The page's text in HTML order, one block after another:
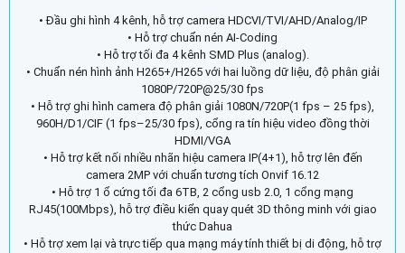
• Đầu ghi hình 4 kênh, hỗ trợ camera HDCVI/TVI/AHD/Analog/IP
• Hỗ trợ chuẩn nén AI-Coding
• Hỗ trợ tối đa 4 kênh SMD Plus (analog).
• Chuẩn nén hình ảnh H265+/H265 với hai luồng dữ liệu, độ phân giải
1080P/720P@25/30 fps
• Hỗ trợ ghi hình camera độ phân giải 1080N/720P(1 fps – 25 fps),
960H/D1/CIF (1 fps–25/30 fps), cổng ra tín hiệu video đồng thời
HDMI/VGA
• Hỗ trợ kết nối nhiều nhãn hiệu camera IP(4+1), hỗ trợ lên đến
camera 2MP với chuẩn tương tích Onvif 16.12
• Hỗ trợ 1 ổ cứng tối đa 6TB, 2 cổng usb 2.0, 1 cổng mạng
RJ45(100Mbps), hỗ trợ điều kiển quay quét 3D thông minh với giao
thức Dahua
• Hỗ trợ xem lại và trực tiếp qua mạng máy tính thiết bị di động, hỗ trợ